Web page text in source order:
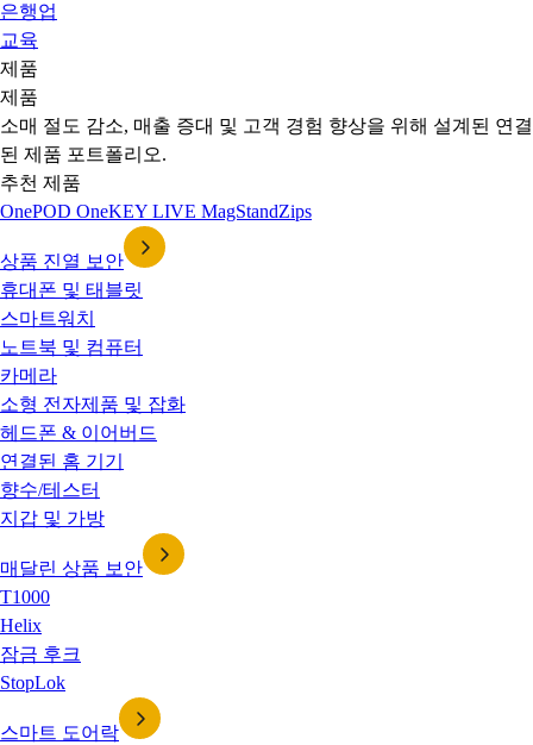
은행업
교육
제품
제품
소매 절도 감소, 매출 증대 및 고객 경험 향상을 위해 설계된 연결
된 제품 포트폴리오.
추천 제품
OnePOD OneKEY LIVE MagStandZips
상품 진열 보안
휴대폰 및 태블릿
스마트워치
노트북 및 컴퓨터
카메라
소형 전자제품 및 잡화
헤드폰 & 이어버드
연결된 홈 기기
향수/테스터
지갑 및 가방
매달린 상품 보안
T1000
Helix
잠금 후크
StopLok
스마트 도어락